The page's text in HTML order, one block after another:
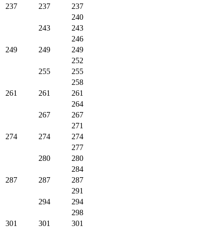
237
237
237
240
243
243
246
249
249
249
252
255
255
258
261
261
261
264
267
267
271
274
274
274
277
280
280
284
287
287
287
291
294
294
298
301
301
301